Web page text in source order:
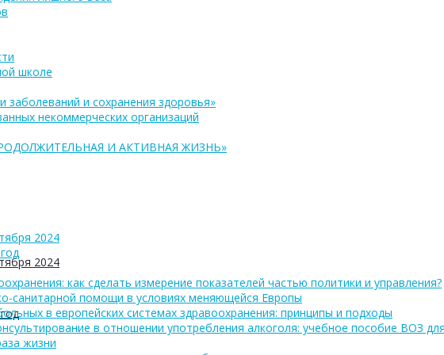
2024
школе
и сохранения здоровья»
некоммерческих организаций
И АКТИВНАЯ ЖИЗНЬ»
2024
как сделать измерение показателей частью политики и управления?
санитарной помощи в условиях меняющейся Европы
в европейских системах здравоохранения: принципы и подходы
в отношении употребления алкоголя: учебное пособие ВОЗ
жизни